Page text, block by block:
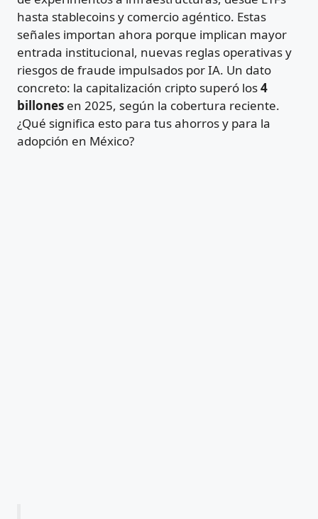
hasta stablecoins y comercio agéntico. Estas
señales importan ahora porque implican mayor
entrada institucional, nuevas reglas operativas y
riesgos de fraude impulsados por IA. Un dato
concreto: la capitalización cripto superó los4
billones en 2025, según la cobertura reciente.
¿Qué significa esto para tus ahorros y para la
adopción en México?